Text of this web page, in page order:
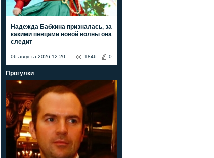
Надежда Бабкина призналась, за
какими певцами новой волны она
следит
06 августа 2026 12:20 0
1846
Прогулки